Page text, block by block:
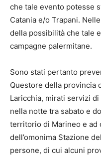
che tale evento potesse
Catania e/o Trapani.
della possibilità che tale
campagne palermitane.
Sono stati pertanto
Questore della provincia
Laricchia, mirati servizi
nella notte tra sabato e
territorio di Marineo e ad
dell’omonima Stazione
persone, di cui alcuni